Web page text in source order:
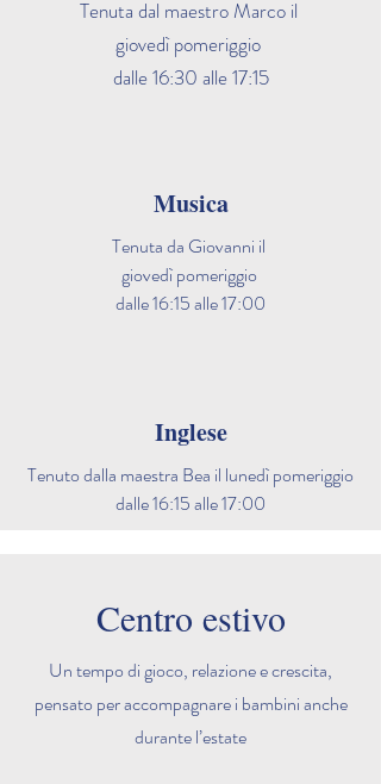
Tenuta dal maestro Marco il
giovedì pomeriggio
dalle 16:30 alle 17:15
Musica
Tenuta da Giovanni il
giovedì pomeriggio
dalle 16:15 alle 17:00
Inglese
Tenuto dalla maestra Bea il lunedì pomeriggio
dalle 16:15 alle 17:00
Centro estivo
Un tempo di gioco, relazione e crescita,
pensato per accompagnare i bambini anche
durante l’estate